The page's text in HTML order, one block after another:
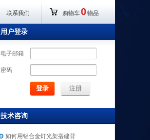
购物车0物品
联系我们
用户登录
电子邮箱
密码
登录 注册
技术咨询
如何用铝合金灯光架搭建背